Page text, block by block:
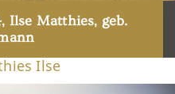
Ilse Matthies, geb.